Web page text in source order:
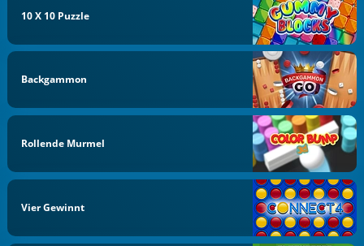
10 X 10 Puzzle
Backgammon
Rollende Murmel
Vier Gewinnt